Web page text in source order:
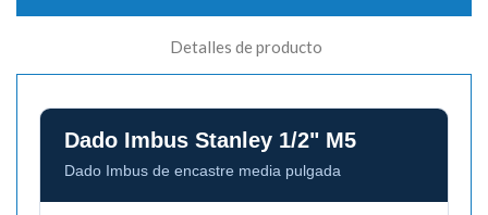
Detalles de producto
Dado Imbus Stanley 1/2" M5
Dado Imbus de encastre media pulgada